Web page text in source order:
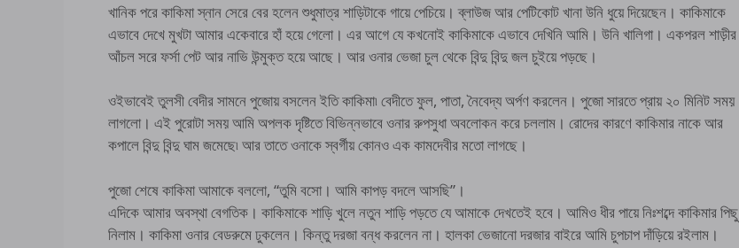
খানিক পরে কাকিমা স্নান সেরে বের হলেন শুধুমাত্র শাড়িটাকে গায়ে পেচিয়ে। ব্লাউজ আর পেটিকোট খানা উনি ধুয়ে দিয়েছেন। কাকিমাকে
এভাবে দেখে মুখটা আমার একেবারে হাঁ হয়ে গেলো। এর আগে যে কখনোই কাকিমাকে এভাবে দেখিনি আমি। উনি খালিগা। একপরল শাড়ীর
আঁচল সরে ফর্সা পেট আর নাভি উন্মুক্ত হয়ে আছে। আর ওনার ভেজা চুল থেকে বিন্দু বিন্দু জল চুইয়ে পড়ছে।
ওইভাবেই তুলসী বেদীর সামনে পুজোয় বসলেন ইতি কাকিমা৷ বেদীতে ফুল, পাতা, নৈবেদ্য অর্পণ করলেন। পুজো সারতে প্রায় ২০ মিনিট সময়
লাগলো। এই পুরোটা সময় আমি অপলক দৃষ্টিতে বিভিন্নভাবে ওনার রুপসুধা অবলোকন করে চললাম। রোদের কারণে কাকিমার নাকে আর
কপালে বিন্দু বিন্দু ঘাম জমেছে৷ আর তাতে ওনাকে স্বর্গীয় কোনও এক কামদেবীর মতো লাগছে।
পুজো শেষে কাকিমা আমাকে বললো, “তুমি বসো। আমি কাপড় বদলে আসছি”।
এদিকে আমার অবস্থা বেগতিক। কাকিমাকে শাড়ি খুলে নতুন শাড়ি পড়তে যে আমাকে দেখতেই হবে। আমিও ধীর পায়ে নিঃশব্দে কাকিমার পিছু
নিলাম। কাকিমা ওনার বেডরুমে ঢুকলেন। কিন্তু দরজা বন্ধ করলেন না। হালকা ভেজানো দরজার বাইরে আমি চুপচাপ দাঁড়িয়ে রইলাম।